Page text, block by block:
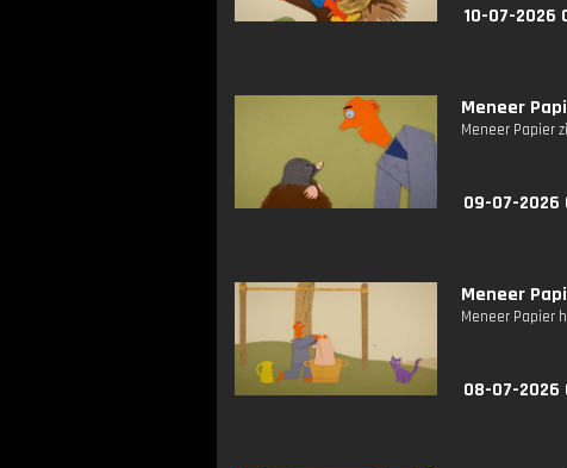
10-07-2026
Meneer
Meneer Papier
09-07-2026
Meneer
Meneer Papier
08-07-2026